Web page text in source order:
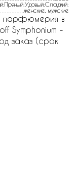
женские, мужские
парфюмерия в
Symphonium -
заказ (срок